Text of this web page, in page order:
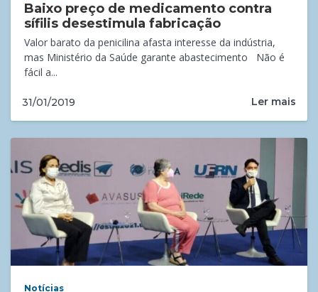
Baixo preço de medicamento contra
sífilis desestimula fabricação
Valor barato da penicilina afasta interesse da indústria,
mas Ministério da Saúde garante abastecimento Não é
fácil a...
31/01/2019 Ler mais
Notícias